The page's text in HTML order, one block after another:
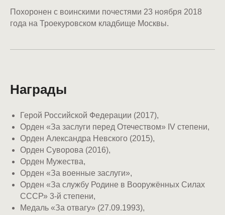
Похоронен с воинскими почестями 23 ноября 2018
года на Троекуровском кладбище Москвы.
Награды
Герой Российской Федерации (2017),
Орден «За заслуги перед Отечеством» IV степени,
Орден Александра Невского (2015),
Орден Суворова (2016),
Орден Мужества,
Орден «За военные заслуги»,
Орден «За службу Родине в Вооружённых Силах
СССР» 3-й степени,
Медаль «За отвагу» (27.09.1993),